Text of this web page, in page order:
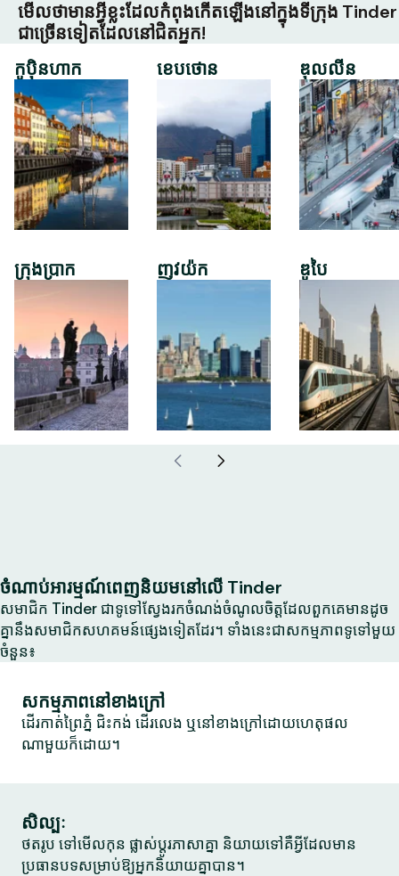
មើលថាមានអ្វីខ្លះដែលកំពុងកើតឡើងនៅក្នុងទីក្រុង Tinder
ជាច្រើនទៀតដែលនៅជិតអ្នក!
កូប៉ិនហាក
ក្រុងប្រាក
ខេបថោន
ញូវយ៉ក
ឌុលលីន
ឌូបៃ
ចំណាប់អារម្មណ៍ពេញនិយមនៅលើ Tinder
សមាជិក Tinder ជាទូទៅស្វែងរកចំណង់ចំណូលចិត្តដែលពួកគេមានដូច
គ្នានឹងសមាជិកសហគមន៍ផ្សេងទៀតដែរ។ ទាំងនេះជាសកម្មភាពទូទៅមួយ
ចំនួន៖
សកម្មភាពនៅខាងក្រៅ
ដើរកាត់ព្រៃភ្នំ ជិះកង់ ដើរលេង ឬនៅខាងក្រៅដោយហេតុផល
ណាមួយក៏ដោយ។
សិល្បៈ
ថតរូប ទៅមើលកុន ផ្លាស់ប្តូរភាសាគ្នា និយាយទៅគឺអ្វីដែលមាន
ប្រធានបទសម្រាប់ឱ្យអ្នកនិយាយគ្នាបាន។